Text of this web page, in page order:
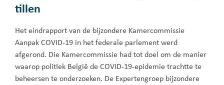
tillen
Het eindrapport van de bijzondere Kamercommissie
Aanpak COVID-19 in het federale parlement werd
afgerond. Die Kamercommissie had tot doel om de manier
waarop politiek België de COVID-19-epidemie trachtte te
beheersen te onderzoeken. De Expertengroep bijzondere